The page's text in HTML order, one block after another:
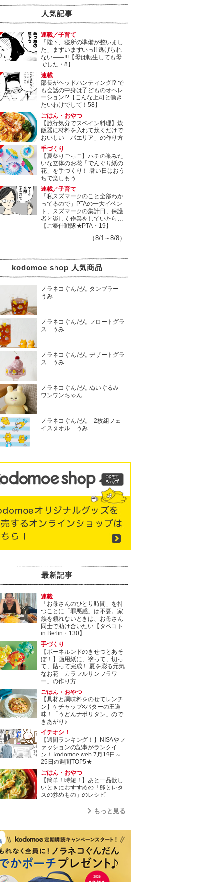
人気記事
連載／子育て
「陛下、寝所の準備が整いまし
た」まずいまずいっ!! 逃げられ
ない――!!!【母は転生しても母
でした・8】
連載
部長がヘッドハンティング!? で
も会話の中身は子どものオペレ
ーション!?【こんな上司と働き
たいわけでして！58】
ごはん・おやつ
【旅行気分でスペイン料理】炊
飯器に材料を入れて炊くだけで
おいしい「パエリア」の作り方
手づくり
【夏祭りごっこ】ハチの巣みた
いな立体のお花「でんぐり紙の
花」を手づくり！ 暑い日はおう
ちで楽しもう
連載／子育て
「私スズマークのこと全部わか
ってるので」PTAの一大イベン
ト、スズマークの集計日、保護
者と楽しく作業をしていたら…
【ご奉仕戦隊★PTA・19】
（8/1～8/8）
kodomoe shop 人気商品
ノラネコぐんだん タンブラー
うみ
ノラネコぐんだん フロートグラ
ス うみ
ノラネコぐんだん デザートグラ
ス うみ
ノラネコぐんだん ぬいぐるみ
ワンワンちゃん
ノラネコぐんだん 2枚組フェ
イスタオル うみ
最新記事
連載
「お母さんのひとり時間」を持
つことに「罪悪感」は不要。家
族を頼れないときは、お母さん
同士で助け合いたい【タベコト
in Berlin・130】
手づくり
【ボーネルンドのきせつとあそ
ぼ！】画用紙に、塗って、切っ
て、貼って完成！ 夏を彩る元気
なお花「カラフルサンフラワ
ー」の作り方
ごはん・おやつ
【具材と調味料をのせてレンチ
ン】ケチャップ×バターの王道
味！「うどんナポリタン」ので
きあがり♪
イチオシ！
【週間ランキング！】NISAやフ
ァッションの記事がランクイ
ン！ kodomoe web 7月19日～
25日の週間TOP5★
ごはん・おやつ
【簡単！時短！】あと一品欲し
いときにおすすめの「卵とレタ
スの炒めもの」のレシピ
もっと見る